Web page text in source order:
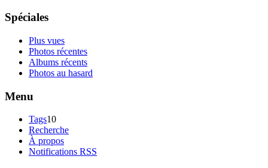
Spéciales
Plus vues
Photos récentes
Albums récents
Photos au hasard
Menu
Tags10
Recherche
À propos
Notifications RSS